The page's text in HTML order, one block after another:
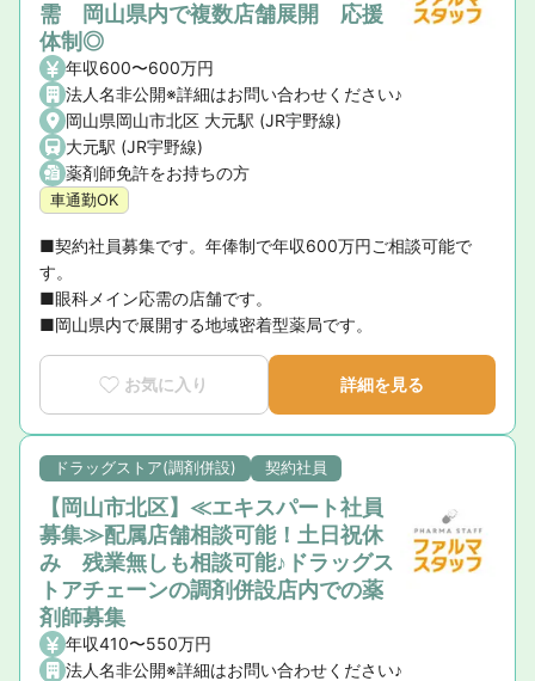
需 岡山県内で複数店舗展開 応援
体制◎
年収600〜600万円
法人名非公開※詳細はお問い合わせください♪
岡山県岡山市北区 大元駅 (JR宇野線)
大元駅 (JR宇野線)
薬剤師免許をお持ちの方
車通勤OK
■契約社員募集です。年俸制で年収600万円ご相談可能で
す。
■眼科メイン応需の店舗です。
■岡山県内で展開する地域密着型薬局です。
お気に入り 詳細を見る
ドラッグストア(調剤併設) 契約社員
【岡山市北区】≪エキスパート社員
募集≫配属店舗相談可能！土日祝休
み 残業無しも相談可能♪ドラッグス
トアチェーンの調剤併設店内での薬
剤師募集
年収410〜550万円
法人名非公開※詳細はお問い合わせください♪